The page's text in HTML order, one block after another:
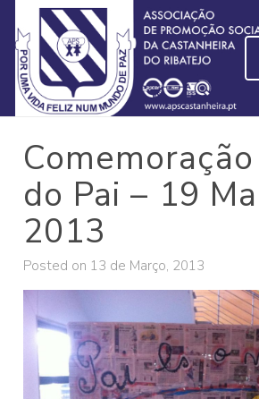
do Pai – 19
2013
Posted on 13 de Março, 2013